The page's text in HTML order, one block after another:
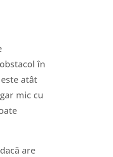
în
atât
mic cu
are